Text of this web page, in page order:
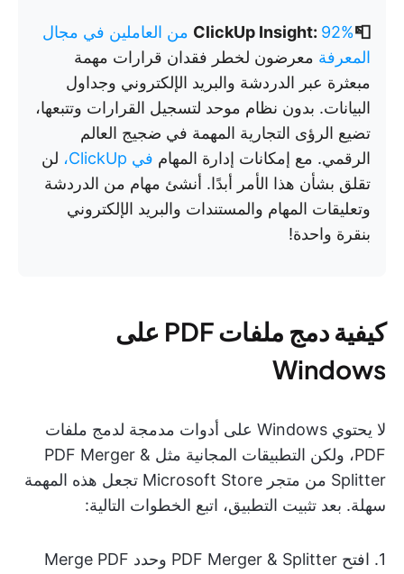
📮ClickUp Insight:
92% من العاملين في مجال
المعرفة معرضون لخطر فقدان قرارات مهمة
مبعثرة عبر الدردشة والبريد الإلكتروني وجداول
البيانات. بدون نظام موحد لتسجيل القرارات وتتبعها،
تضيع الرؤى التجارية المهمة في ضجيج العالم
الرقمي. مع إمكانات إدارة المهام في ClickUp،
لن
تقلق بشأن هذا الأمر أبدًا. أنشئ مهام من الدردشة
وتعليقات المهام والمستندات والبريد الإلكتروني
بنقرة واحدة!
كيفية دمج ملفات PDF على
Windows
لا يحتوي Windows على أدوات مدمجة لدمج ملفات
PDF، ولكن التطبيقات المجانية مثل PDF Merger &
Splitter من متجر Microsoft Store تجعل هذه المهمة
سهلة. بعد تثبيت التطبيق، اتبع الخطوات التالية:
1. افتح PDF Merger & Splitter وحدد Merge PDF